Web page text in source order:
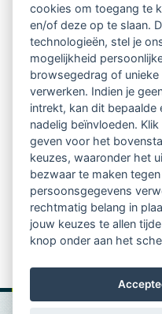
client’s context.
The presentation
a literature review
the various
the state of our art
the additional
this study and a demo
cookies om toegang te
en/of deze op te slaan.
technologieën, stel je
mogelijkheid
browsegedrag of
verwerken. Indien je
intrekt, kan dit bepaalde
nadelig beïnvloeden.
geven voor het
keuzes, waaronder het
bezwaar te maken
persoonsgegevens
rechtmatig belang in
jouw keuzes te allen
knop onder aan het